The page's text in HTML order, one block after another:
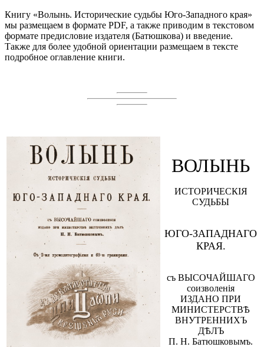
Книгу «Волынь. Исторические судьбы Юго-Западного края»
мы размещаем в формате PDF, а также приводим в текстовом
формате предисловие издателя (Батюшкова) и введение.
Также для более удобной ориентации размещаем в тексте
подробное оглавление книги.
ВОЛЫНЬ
ИСТОРИЧЕСКІЯ
СУДЬБЫ
ЮГО-ЗАПАДНАГО
КРАЯ.
съ ВЫСОЧАЙШАГО
соизволенія
ИЗДАНО ПРИ
МИНИСТЕРСТВѢ
ВНУТРЕННИХЪ
ДѢЛЪ
П. Н. Батюшковымъ.